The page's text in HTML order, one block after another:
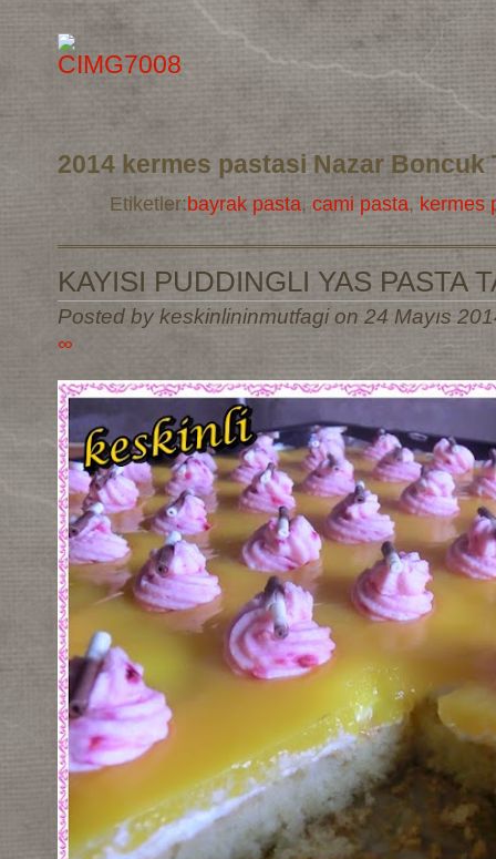
2014 kermes pastasi Nazar Boncuk
Etiketler:bayrak pasta, cami pasta, kermes
KAYISI PUDDINGLI YAS PASTA
Posted by keskinlininmutfagi on 24 Mayıs
∞